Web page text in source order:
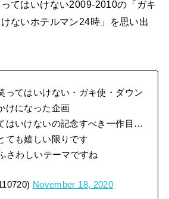
てはいけない2009-2010の「ガキ
ないホテルマン24時」を思い出
ってはいけない・ガキ使・ダウン
けになった企画
はいけないの記念すべき一作目…
ても嬉しい限りです
さわしいテーマですね
November 18, 2020